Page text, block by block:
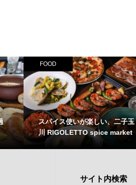
FOOD
スパイス使いが楽しい、二子玉
川 RIGOLETTO spice market
サイト内検索